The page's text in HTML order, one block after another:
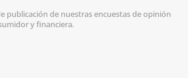
publicación de nuestras encuestas de opinión
y financiera.